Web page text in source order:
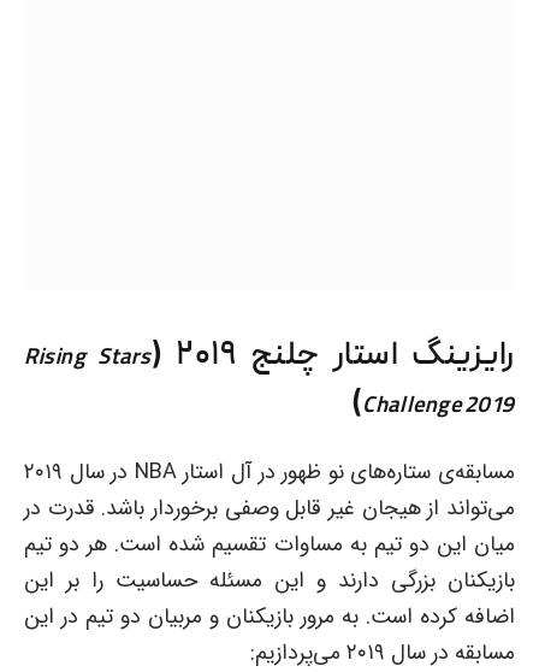
رایزینگ استار چلنج ۲۰۱۹ (
Rising Stars
Challenge2019
)
مسابقه‌ی ستاره‌های نو ظهور در آل استار NBA در سال ۲۰۱۹
می‌تواند از هیجان غیر قابل وصفی برخوردار باشد. قدرت در
میان این دو تیم به مساوات تقسیم شده است. هر دو تیم
بازیکنان بزرگی دارند و این مسئله حساسیت را بر این
اضافه کرده است. به مرور بازیکنان و مربیان دو تیم در این
مسابقه در سال ۲۰۱۹ می‌پردازیم: